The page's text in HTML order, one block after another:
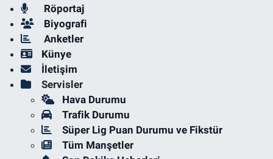
Röportaj
Biyografi
Anketler
Künye
İletişim
Servisler
Hava Durumu
Trafik Durumu
Süper Lig Puan Durumu ve Fikstür
Tüm Manşetler